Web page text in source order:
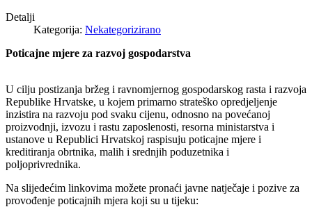
Detalji
Kategorija: Nekategorizirano
Poticajne mjere za razvoj gospodarstva
U cilju postizanja bržeg i ravnomjernog gospodarskog rasta i razvoja
Republike Hrvatske, u kojem primarno strateško opredjeljenje
inzistira na razvoju pod svaku cijenu, odnosno na povećanoj
proizvodnji, izvozu i rastu zaposlenosti, resorna ministarstva i
ustanove u Republici Hrvatskoj raspisuju poticajne mjere i
kreditiranja obrtnika, malih i srednjih poduzetnika i
poljoprivrednika.
Na slijedećim linkovima možete pronaći javne natječaje i pozive za
provođenje poticajnih mjera koji su u tijeku: